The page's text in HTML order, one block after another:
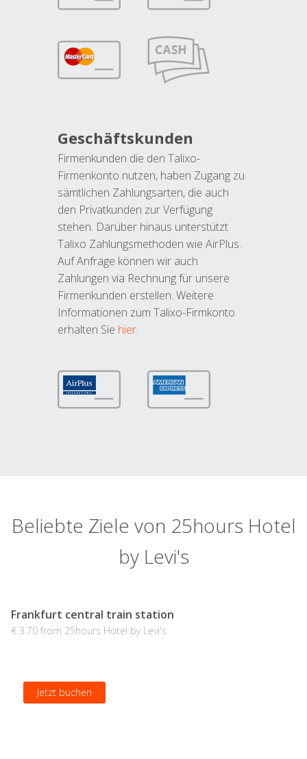
Geschäftskunden
Firmenkunden die den Talixo-
Firmenkonto nutzen, haben Zugang zu
sämtlichen Zahlungsarten, die auch
den Privatkunden zur Verfügung
stehen. Darüber hinaus unterstützt
Talixo Zahlungsmethoden wie AirPlus.
Auf Anfrage können wir auch
Zahlungen via Rechnung für unsere
Firmenkunden erstellen. Weitere
Informationen zum Talixo-Firmkonto
erhalten Sie hier.
Beliebte Ziele von 25hours Hotel
by Levi's
Frankfurt central train station
€ 3.70 from 25hours Hotel by Levi's
Jetzt buchen